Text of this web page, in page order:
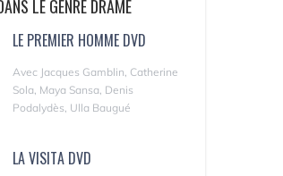
LE GENRE DRAME
LE PREMIER HOMME DVD
Avec Jacques Gamblin, Catherine
Sola, Maya Sansa, Denis
Podalydès, Ulla Baugué
LA VISITA DVD